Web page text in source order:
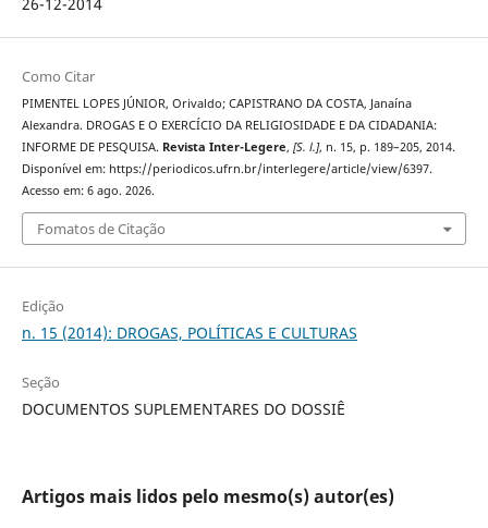
Como Citar
PIMENTEL LOPES JÚNIOR, Orivaldo; CAPISTRANO DA COSTA, Janaína
Alexandra. DROGAS E O EXERCÍCIO DA RELIGIOSIDADE E DA CIDADANIA:
INFORME DE PESQUISA. Revista Inter-Legere, [S. l.], n. 15, p. 189–205, 2014.
Disponível em: https://periodicos.ufrn.br/interlegere/article/view/6397.
Acesso em: 6 ago. 2026.
Fomatos de Citação
Edição
n. 15 (2014): DROGAS, POLÍTICAS E CULTURAS
Seção
DOCUMENTOS SUPLEMENTARES DO DOSSIÊ
Artigos mais lidos pelo mesmo(s) autor(es)